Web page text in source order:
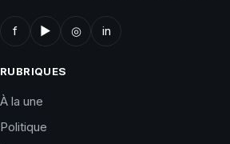
f ▶ ◎ in
RUBRIQUES
À la une
Politique